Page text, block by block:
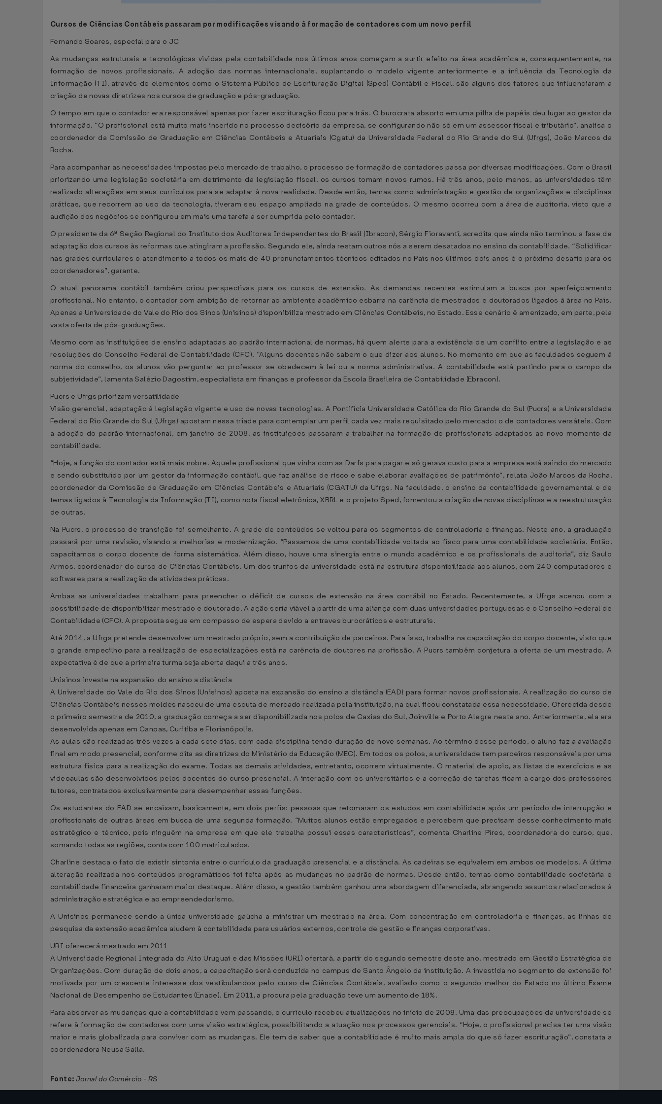
Cursos de Ciências Contábeis passaram por modificações visando à formação de contadores com um novo perfil
Fernando Soares, especial para o JC
As mudanças estruturais e tecnológicas vividas pela contabilidade nos últimos anos começam a surtir efeito na área acadêmica e, consequentemente, na
formação de novos profissionais. A adoção das normas internacionais, suplantando o modelo vigente anteriormente e a influência da Tecnologia da
Informação (TI), através de elementos como o Sistema Público de Escrituração Digital (Sped) Contábil e Fiscal, são alguns dos fatores que influenciaram a
criação de novas diretrizes nos cursos de graduação e pós-graduação.
O tempo em que o contador era responsável apenas por fazer escrituração ficou para trás. O burocrata absorto em uma pilha de papéis deu lugar ao gestor da
informação. “O profissional está muito mais inserido no processo decisório da empresa, se configurando não só em um assessor fiscal e tributário”, analisa o
coordenador da Comissão de Graduação em Ciências Contábeis e Atuariais (Cgatu) da Universidade Federal do Rio Grande do Sul (Ufrgs), João Marcos da
Rocha.
Para acompanhar as necessidades impostas pelo mercado de trabalho, o processo de formação de contadores passa por diversas modificações. Com o Brasil
priorizando uma legislação societária em detrimento da legislação fiscal, os cursos tomam novos rumos. Há três anos, pelo menos, as universidades têm
realizado alterações em seus currículos para se adaptar à nova realidade. Desde então, temas como administração e gestão de organizações e disciplinas
práticas, que recorrem ao uso da tecnologia, tiveram seu espaço ampliado na grade de conteúdos. O mesmo ocorreu com a área de auditoria, visto que a
audição dos negócios se configurou em mais uma tarefa a ser cumprida pelo contador.
O presidente da 6ª Seção Regional do Instituto dos Auditores Independentes do Brasil (Ibracon), Sérgio Fioravanti, acredita que ainda não terminou a fase de
adaptação dos cursos às reformas que atingiram a profissão. Segundo ele, ainda restam outros nós a serem desatados no ensino da contabilidade. “Solidificar
nas grades curriculares o atendimento a todos os mais de 40 pronunciamentos técnicos editados no País nos últimos dois anos é o próximo desafio para os
coordenadores”, garante.
O atual panorama contábil também criou perspectivas para os cursos de extensão. As demandas recentes estimulam a busca por aperfeiçoamento
profissional. No entanto, o contador com ambição de retornar ao ambiente acadêmico esbarra na carência de mestrados e doutorados ligados à área no País.
Apenas a Universidade do Vale do Rio dos Sinos (Unisinos) disponibiliza mestrado em Ciências Contábeis, no Estado. Esse cenário é amenizado, em parte, pela
vasta oferta de pós-graduações.
Mesmo com as instituições de ensino adaptadas ao padrão internacional de normas, há quem alerte para a existência de um conflito entre a legislação e as
resoluções do Conselho Federal de Contabilidade (CFC). “Alguns docentes não sabem o que dizer aos alunos. No momento em que as faculdades seguem à
norma do conselho, os alunos vão perguntar ao professor se obedecem à lei ou a norma administrativa. A contabilidade está partindo para o campo da
subjetividade”, lamenta Salézio Dagostim, especialista em finanças e professor da Escola Brasileira de Contabilidade (Ebracon).
Pucrs e Ufrgs priorizam versatilidade
Visão gerencial, adaptação à legislação vigente e uso de novas tecnologias. A Pontifícia Universidade Católica do Rio Grande do Sul (Pucrs) e a Universidade
Federal do Rio Grande do Sul (Ufrgs) apostam nessa tríade para contemplar um perfil cada vez mais requisitado pelo mercado: o de contadores versáteis. Com
a adoção do padrão internacional, em janeiro de 2008, as instituições passaram a trabalhar na formação de profissionais adaptados ao novo momento da
contabilidade.
“Hoje, a função do contador está mais nobre. Aquele profissional que vinha com as Darfs para pagar e só gerava custo para a empresa está saindo do mercado
e sendo substituído por um gestor da informação contábil, que faz análise de risco e sabe elaborar avaliações de patrimônio”, relata João Marcos da Rocha,
coordenador da Comissão de Graduação em Ciências Contábeis e Atuariais (CGATU) da Ufrgs. Na faculdade, o ensino da contabilidade governamental e de
temas ligados à Tecnologia da Informação (TI), como nota fiscal eletrônica, XBRL e o projeto Sped, fomentou a criação de novas disciplinas e a reestruturação
de outras.
Na Pucrs, o processo de transição foi semelhante. A grade de conteúdos se voltou para os segmentos de controladoria e finanças. Neste ano, a graduação
passará por uma revisão, visando a melhorias e modernização. “Passamos de uma contabilidade voltada ao fisco para uma contabilidade societária. Então,
capacitamos o corpo docente de forma sistemática. Além disso, houve uma sinergia entre o mundo acadêmico e os profissionais de auditoria”, diz Saulo
Armos, coordenador do curso de Ciências Contábeis. Um dos trunfos da universidade está na estrutura disponibilizada aos alunos, com 240 computadores e
softwares para a realização de atividades práticas.
Ambas as universidades trabalham para preencher o déficit de cursos de extensão na área contábil no Estado. Recentemente, a Ufrgs acenou com a
possibilidade de disponibilizar mestrado e doutorado. A ação seria viável a partir de uma aliança com duas universidades portuguesas e o Conselho Federal de
Contabilidade (CFC). A proposta segue em compasso de espera devido a entraves burocráticos e estruturais.
Até 2014, a Ufrgs pretende desenvolver um mestrado próprio, sem a contribuição de parceiros. Para isso, trabalha na capacitação do corpo docente, visto que
o grande empecilho para a realização de especializações está na carência de doutores na profissão. A Pucrs também conjetura a oferta de um mestrado. A
expectativa é de que a primeira turma seja aberta daqui a três anos.
Unisinos investe na expansão do ensino a distância
A Universidade do Vale do Rio dos Sinos (Unisinos) aposta na expansão do ensino a distância (EAD) para formar novos profissionais. A realização do curso de
Ciências Contábeis nesses moldes nasceu de uma escuta de mercado realizada pela instituição, na qual ficou constatada essa necessidade. Oferecida desde
o primeiro semestre de 2010, a graduação começa a ser disponibilizada nos polos de Caxias do Sul, Joinville e Porto Alegre neste ano. Anteriormente, ela era
desenvolvida apenas em Canoas, Curitiba e Florianópolis.
As aulas são realizadas três vezes a cada sete dias, com cada disciplina tendo duração de nove semanas. Ao término desse período, o aluno faz a avaliação
final em modo presencial, conforme dita as diretrizes do Ministério da Educação (MEC). Em todos os polos, a universidade tem parceiros responsáveis por uma
estrutura física para a realização do exame. Todas as demais atividades, entretanto, ocorrem virtualmente. O material de apoio, as listas de exercícios e as
videoaulas são desenvolvidos pelos docentes do curso presencial. A interação com os universitários e a correção de tarefas ficam a cargo dos professores
tutores, contratados exclusivamente para desempenhar essas funções.
Os estudantes do EAD se encaixam, basicamente, em dois perfis: pessoas que retomaram os estudos em contabilidade após um período de interrupção e
profissionais de outras áreas em busca de uma segunda formação. “Muitos alunos estão empregados e percebem que precisam desse conhecimento mais
estratégico e técnico, pois ninguém na empresa em que ele trabalha possui essas características”, comenta Charline Pires, coordenadora do curso, que,
somando todas as regiões, conta com 100 matriculados.
Charline destaca o fato de existir sintonia entre o currículo da graduação presencial e a distância. As cadeiras se equivalem em ambos os modelos. A última
alteração realizada nos conteúdos programáticos foi feita após as mudanças no padrão de normas. Desde então, temas como contabilidade societária e
contabilidade financeira ganharam maior destaque. Além disso, a gestão também ganhou uma abordagem diferenciada, abrangendo assuntos relacionados à
administração estratégica e ao empreendedorismo.
A Unisinos permanece sendo a única universidade gaúcha a ministrar um mestrado na área. Com concentração em controladoria e finanças, as linhas de
pesquisa da extensão acadêmica aludem à contabilidade para usuários externos, controle de gestão e finanças corporativas.
URI oferecerá mestrado em 2011
A Universidade Regional Integrada do Alto Uruguai e das Missões (URI) ofertará, a partir do segundo semestre deste ano, mestrado em Gestão Estratégica de
Organizações. Com duração de dois anos, a capacitação será conduzida no campus de Santo Ângelo da instituição. A investida no segmento de extensão foi
motivada por um crescente interesse dos vestibulandos pelo curso de Ciências Contábeis, avaliado como o segundo melhor do Estado no último Exame
Nacional de Desempenho de Estudantes (Enade). Em 2011, a procura pela graduação teve um aumento de 18%.
Para absorver as mudanças que a contabilidade vem passando, o currículo recebeu atualizações no início de 2008. Uma das preocupações da universidade se
refere à formação de contadores com uma visão estratégica, possibilitando a atuação nos processos gerenciais. “Hoje, o profissional precisa ter uma visão
maior e mais globalizada para conviver com as mudanças. Ele tem de saber que a contabilidade é muito mais ampla do que só fazer escrituração”, constata a
coordenadora Neusa Salla.
Fonte: Jornal do Comércio - RS